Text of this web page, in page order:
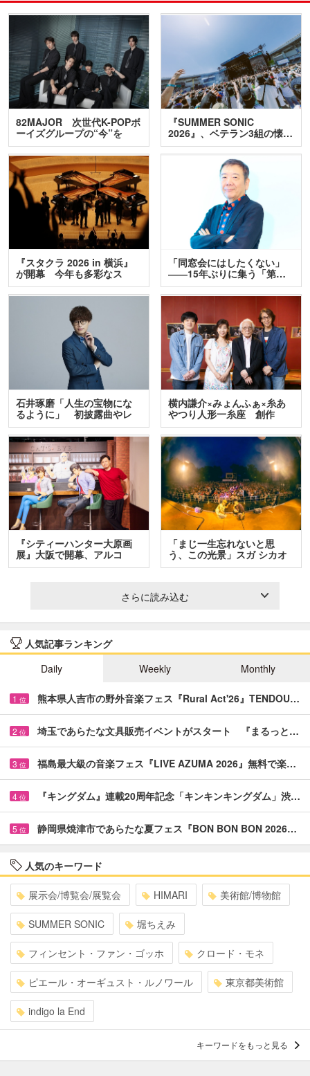
82MAJOR 次世代K-POPボ
ーイズグループの“今”を
訊…
『SUMMER SONIC
2026』、ベテラン3組の懐…
『スタクラ 2026 in 横浜』
が開幕 今年も多彩なス
テ…
「同窓会にはしたくない」
――15年ぶりに集う「第…
石井琢磨「人生の宝物にな
るように」 初披露曲やレ
ア…
横内謙介×みょんふぁ×糸あ
やつり人形一糸座 創作
人…
『シティーハンター大原画
展』大阪で開幕、アルコ
＆…
「まじ一生忘れないと思
う、この光景」スガ シカオ
と…
さらに読み込む
人気記事ランキング
Daily
Weekly Monthly
1 位 熊本県人吉市の野外音楽フェス『Rural Act'26』TENDOU…
2 位 埼玉であらたな文具販売イベントがスタート 『まるっと…
3 位 福島最大級の音楽フェス『LIVE AZUMA 2026』無料で楽…
4 位 『キングダム』連載20周年記念「キンキンキングダム」渋…
5 位 静岡県焼津市であらたな夏フェス『BON BON BON 2026…
人気のキーワード
展示会/博覧会/展覧会 HIMARI 美術館/博物館
SUMMER SONIC 堀ちえみ
フィンセント・ファン・ゴッホ クロード・モネ
ピエール・オーギュスト・ルノワール 東京都美術館
indigo la End
キーワードをもっと見る